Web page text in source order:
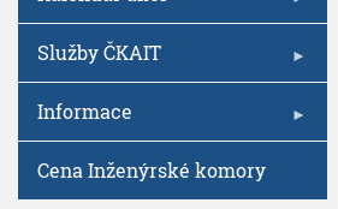
Služby ČKAIT
Informace
Cena Inženýrské komory